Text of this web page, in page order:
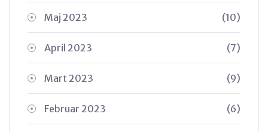
Maj 2023 (10)
April 2023 (7)
Mart 2023 (9)
Februar 2023 (6)